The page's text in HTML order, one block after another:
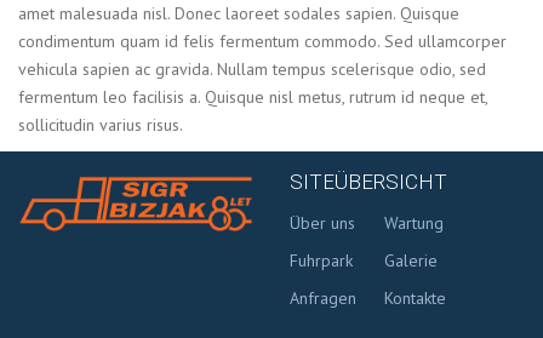
amet malesuada nisl. Donec laoreet sodales sapien. Quisque
condimentum quam id felis fermentum commodo. Sed ullamcorper
vehicula sapien ac gravida. Nullam tempus scelerisque odio, sed
fermentum leo facilisis a. Quisque nisl metus, rutrum id neque et,
sollicitudin varius risus.
SITEÜBERSICHT
Über uns
Wartung
Fuhrpark
Galerie
Anfragen
Kontakte